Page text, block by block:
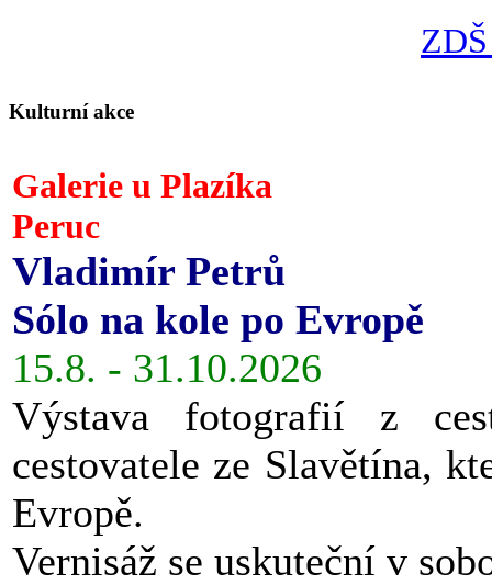
Kulturní akce
Galerie u Plazíka
Peruc
Vladimír Petrů
Sólo na kole po Evropě
15.8. - 31.10.2026
Výstava fotografií z
cestovatele ze Slavětína,
Evropě.
Vernisáž se uskuteční v